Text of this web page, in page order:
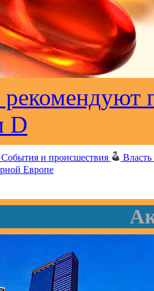
D
События и происшествия
Европе